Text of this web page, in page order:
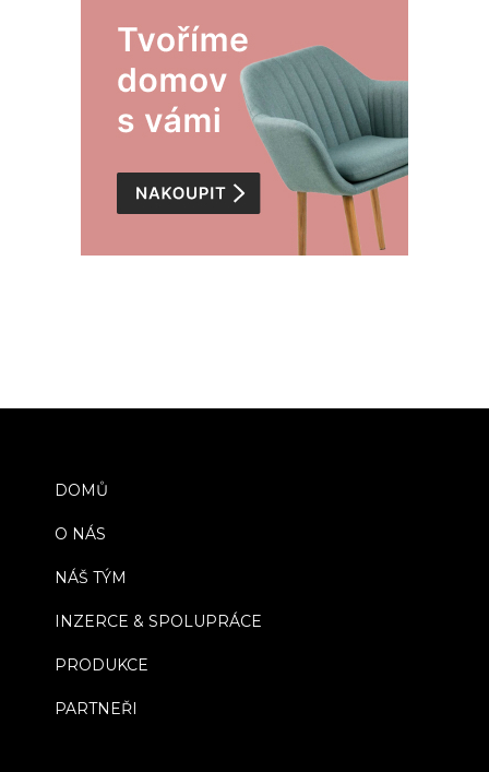
DOMŮ
O NÁS
NÁŠ TÝM
INZERCE & SPOLUPRÁCE
PRODUKCE
PARTNEŘI